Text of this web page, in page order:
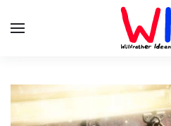
Skip to main content